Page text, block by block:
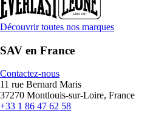
Découvrir toutes nos marques
SAV en France
Contactez-nous
11 rue Bernard Maris
37270 Montlouis-sur-Loire, France
+33 1 86 47 62 58